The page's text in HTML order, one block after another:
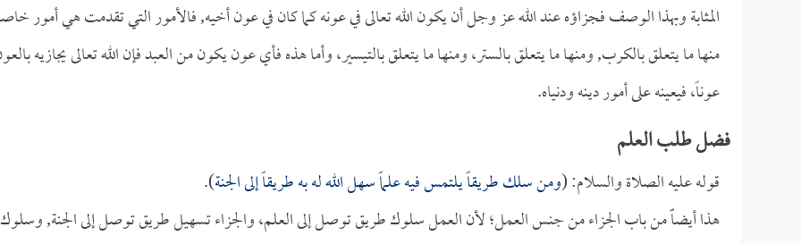
المثابة وبهذا الوصف فجزاؤه عند الله عز وجل أن يكون الله تعالى في عونه كما كان في عون أخيه, فالأمور التي تقدمت هي أمور
منها ما يتعلق بالكرب, ومنها ما يتعلق بالستر، ومنها ما يتعلق بالتيسير، وأما هذه فأي عون يكون من العبد فإن الله تعالى يجازيه
عوناً، فيعينه على أمور دينه ودنياه.
فضل طلب العلم
قوله عليه الصلاة والسلام: (ومن سلك طريقاً يلتمس فيه علماً سهل الله له به طريقاً إلى الجنة).
هذا أيضاًً من باب الجزاء من جنس العمل؛ لأن العمل سلوك طريق توصل إلى العلم، والجزاء تسهيل طريق توصل إلى الجنة, وسلوك